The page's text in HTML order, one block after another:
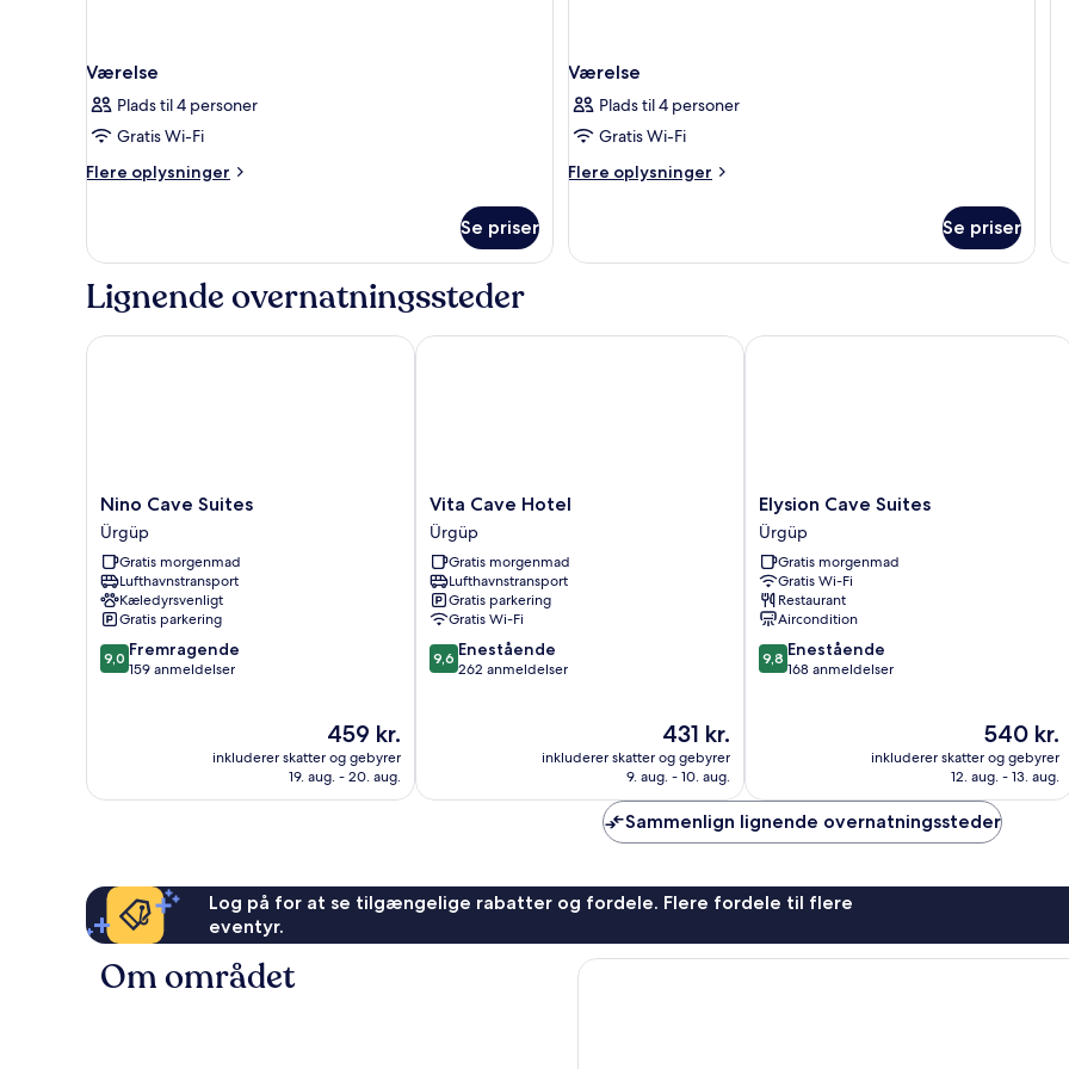
Værelse
Plads til 4 personer
Gratis Wi-Fi
Flere oplysninger
Flere
Se priser
Værelse
Plads til 4 personer
Gratis Wi-Fi
Flere oplysninger
Flere
Se priser
Lignende overnatningssteder
Nino
Cave
Suites
Ürgüp
Nino Cave Suites
Ürgüp
Gratis morgenmad
Lufthavnstransport
Kæledyrsvenligt
Gratis parkering
9.0
ud
9,0 Fremragende
159 anmeldelser
Prisen
459 kr.
459 kr.
inkluderer skatter og gebyrer
19. aug. - 20. aug.
Nino Cave Suites
Vita
Cave
Hotel
Ürgüp
Vita Cave Hotel
Ürgüp
Gratis morgenmad
Lufthavnstransport
Gratis parkering
Gratis Wi-Fi
9.6
ud
9,6 Enestående
262 anmeldelser
Prisen
431 kr.
431 kr.
inkluderer skatter og gebyrer
9. aug. - 10. aug.
Vita Cave Hotel
Elysion
Cave
Suites
Ürgüp
Elysion Cave Suites
Ürgüp
Gratis morgenmad
Gratis Wi-Fi
Restaurant
Aircondition
9.8
ud
9,8 Enestående
168 anmeldelser
Prisen
540 kr.
540 kr.
inkluderer skatter og gebyrer
12. aug. - 13. aug.
Elysion Cave Suites
Sammenlign lignende overnatningssteder
Log på for at se tilgængelige rabatter og fordele. Flere fordele til flere
eventyr.
Om området